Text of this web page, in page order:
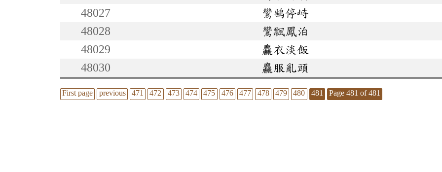
48027
鸞鵠停峙
48028
鸞飄鳳泊
48029
麤衣淡飯
48030
麤服亂頭
First page previous 471 472 473 474 475 476 477 478 479 480 481 Page 481 of 481